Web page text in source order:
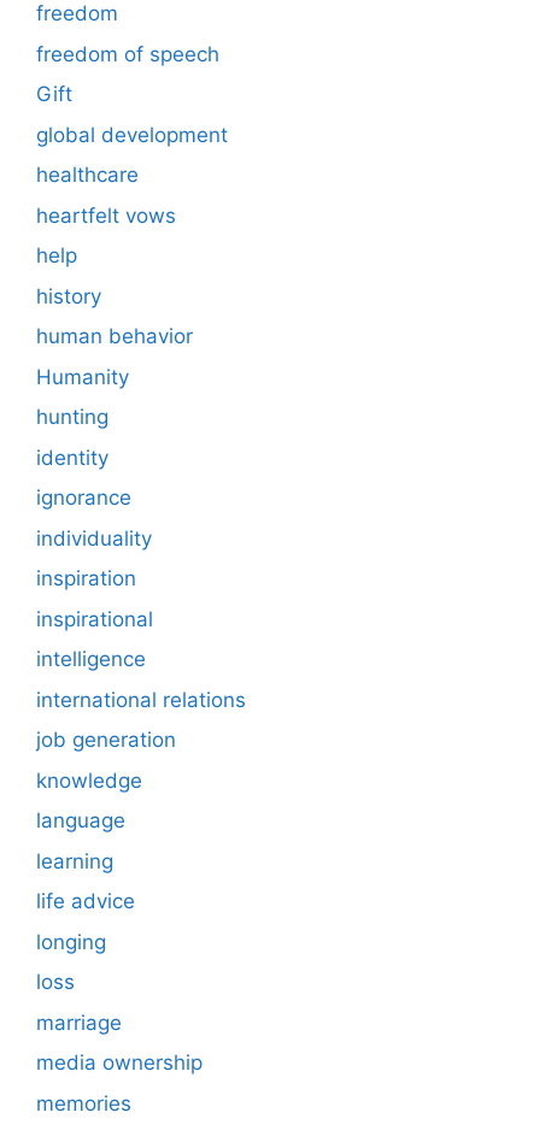
freedom
freedom of speech
Gift
global development
healthcare
heartfelt vows
help
history
human behavior
Humanity
hunting
identity
ignorance
individuality
inspiration
inspirational
intelligence
international relations
job generation
knowledge
language
learning
life advice
longing
loss
marriage
media ownership
memories